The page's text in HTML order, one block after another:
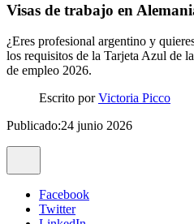
Visas de trabajo en
¿Eres profesional argentino y
los requisitos de la Tarjeta Azul de
de empleo 2026.
Escrito porVictoria Picco
Publicado:24 junio 2026
Facebook
Twitter